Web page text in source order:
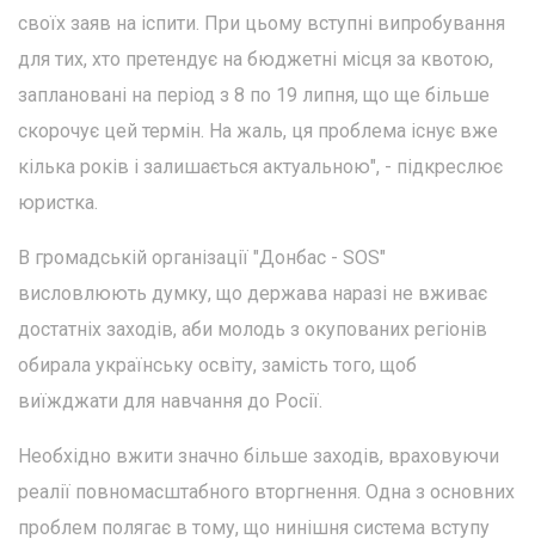
своїх заяв на іспити. При цьому вступні випробування
для тих, хто претендує на бюджетні місця за квотою,
заплановані на період з 8 по 19 липня, що ще більше
скорочує цей термін. На жаль, ця проблема існує вже
кілька років і залишається актуальною", - підкреслює
юристка.
В громадській організації "Донбас - SOS"
висловлюють думку, що держава наразі не вживає
достатніх заходів, аби молодь з окупованих регіонів
обирала українську освіту, замість того, щоб
виїжджати для навчання до Росії.
Необхідно вжити значно більше заходів, враховуючи
реалії повномасштабного вторгнення. Одна з основних
проблем полягає в тому, що нинішня система вступу